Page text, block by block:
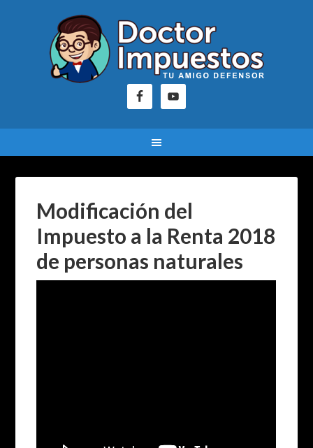
Modificación del
Impuesto a la Renta 2018
de personas naturales